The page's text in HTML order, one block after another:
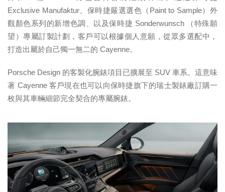
Exclusive Manufaktur、保時捷嚴選選色（Paint to Sample）外
觀顏色系列的新增色調、以及保時捷 Sonderwunsch （特殊願
望）專屬訂製計劃，客戶可以根據個人意願，從眾多選配中，
打造出屬於自己獨一無二的 Cayenne。
Porsche Design 的客製化腕錶項目已擴展至 SUV 車系。這意味
著 Cayenne 客戶現在也可以向保時捷旗下的瑞士製錶廠訂購一
枚與其車輛細節完全契合的專屬腕錶。